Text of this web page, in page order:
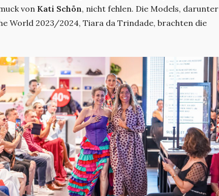
von Kati Schön, nicht fehlen. Die Models, darunter
World 2023/2024, Tiara da Trindade, brachten die